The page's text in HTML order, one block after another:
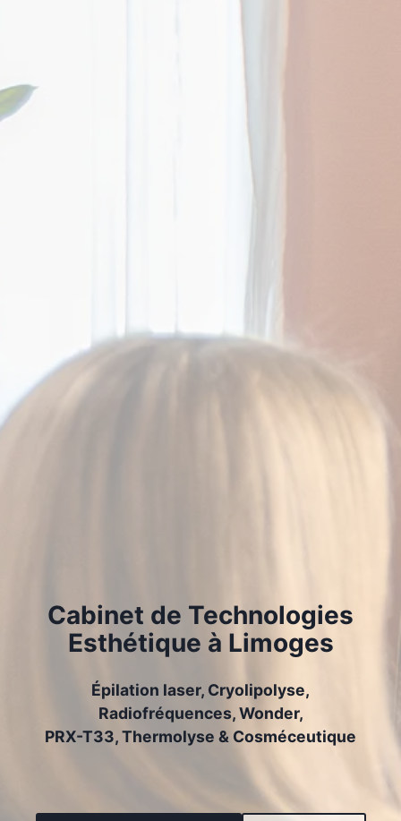
Cabinet de Technologies
Esthétique à Limoges
Épilation laser, Cryolipolyse,
Radiofréquences, Wonder,
PRX-T33, Thermolyse & Cosméceutique